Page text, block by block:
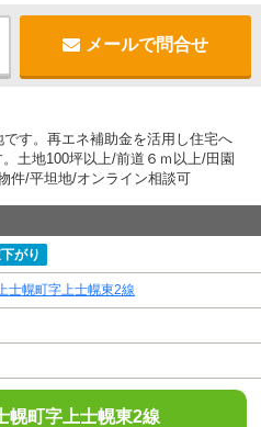
メールで問合せ
す。再エネ補助金を活用し住宅へ
土地100坪以上/前道６ｍ以上/田園
件/平坦地/オンライン相談可
がり
士幌町字上士幌東2線
幌町字上士幌東2線